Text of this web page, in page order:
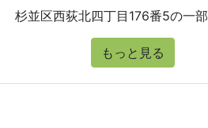
杉並区西荻北四丁目176番5の一部
もっと見る